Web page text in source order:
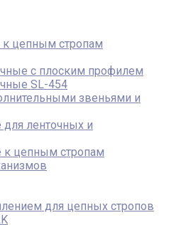
к цепным стропам
c плоским профилем
SL-454
звеньями и
ленточных и
к цепным стропам
для цепных стропов